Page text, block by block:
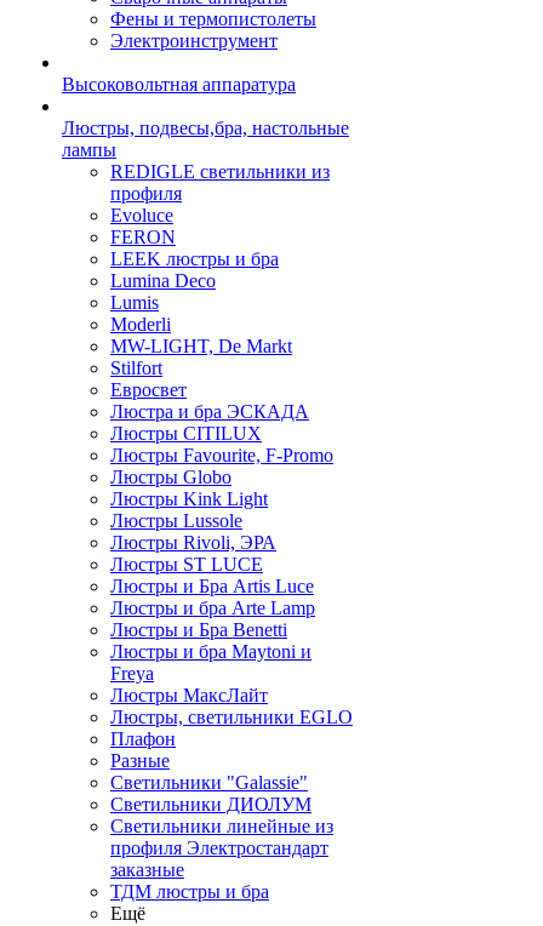
Фены и термопистолеты
Электроинструмент
Высоковольтная аппаратура
Люстры, подвесы,бра, настольные
лампы
REDIGLE светильники из
профиля
Evoluce
FERON
LEEK люстры и бра
Lumina Deco
Lumis
Moderli
MW-LIGHT, De Markt
Stilfort
Евросвет
Люстра и бра ЭСКАДА
Люстры CITILUX
Люстры Favourite, F-Promo
Люстры Globo
Люстры Kink Light
Люстры Lussole
Люстры Rivoli, ЭРА
Люстры ST LUCE
Люстры и Бра Artis Luce
Люстры и бра Arte Lamp
Люстры и Бра Benetti
Люстры и бра Maytoni и
Freya
Люстры МаксЛайт
Люстры, светильники EGLO
Плафон
Разные
Светильники "Galassie"
Светильники ДИОЛУМ
Светильники линейные из
профиля Электростандарт
заказные
ТДМ люстры и бра
Ещё